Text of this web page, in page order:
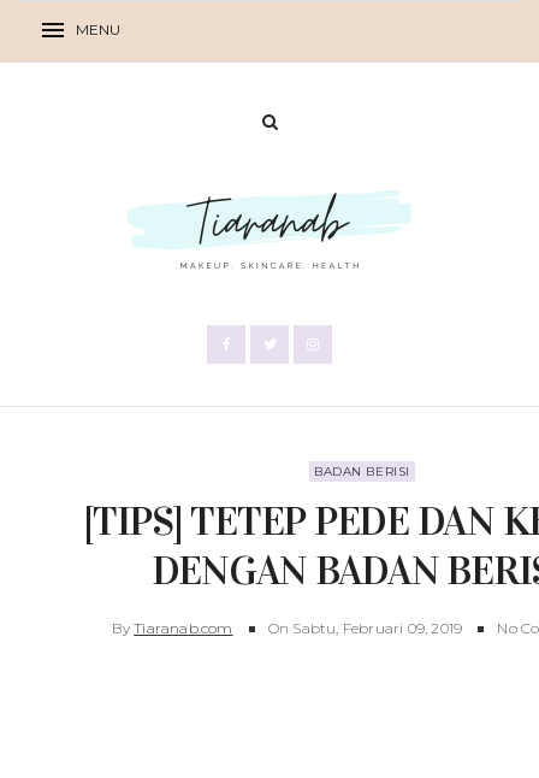
BADAN BERISI
[TIPS] TETEP PEDE DAN
DENGAN BADAN
By Tiaranab.com On Sabtu, Februari 09, 2019 No